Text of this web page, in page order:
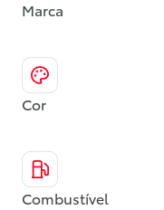
Marca
Cor
Combustível